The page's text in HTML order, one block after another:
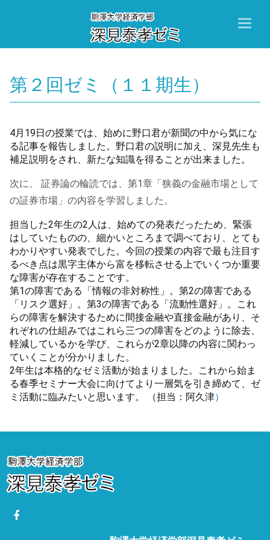
第２回ゼミ（１１期生）
4月19日の授業では、始めに野口君が新聞の中から気にな
る記事を報告しました。野口君の説明に加え、深見先生も
補足説明をされ、新たな知識を得ることが出来ました。
次に、 証券論の輪読では、第1章「狭義の金融市場として
の証券市場」の内容を学習しました。
担当した2年生の2人は、始めての発表だったため、緊張
はしていたものの、細かいところまで調べており、とても
わかりやすい発表でした。今回の授業の内容で最も注目す
るべき点は黒字主体から富を移転させる上でいくつか重要
な障害が存在することです。
第1の障害である「情報の非対称性」。第2の障害である
「リスク選好」。第3の障害である「流動性選好」。これ
らの障害を解決するために間接金融や直接金融があり、そ
れぞれの仕組みではこれら三つの障害をどのように除去、
軽減しているかを学び、これらが2章以降の内容に関わっ
ていくことが分かりました。
2年生は本格的なゼミ活動が始まりました。これから始ま
る春季セミナー大会に向けてより一層気を引き締めて、ゼ
ミ活動に臨みたいと思います。 （担当：阿久津）